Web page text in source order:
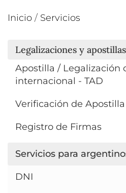
Inicio / Servicios
Legalizaciones y apostillas
Apostilla / Legalización
internacional - TAD
Verificación de
Registro de Firmas
Servicios para
DNI